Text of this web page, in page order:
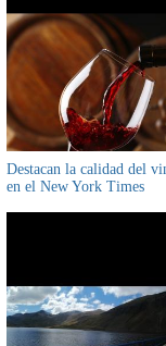
Destacan la calidad del
en el New York Times